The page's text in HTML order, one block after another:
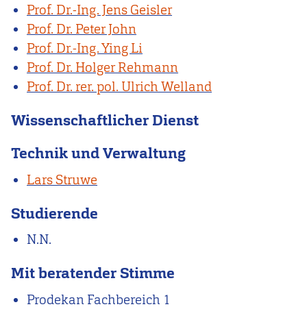
Prof. Dr.-Ing. Jens Geisler
Prof. Dr. Peter John
Prof. Dr.-Ing. Ying Li
Prof. Dr. Holger Rehmann
Prof. Dr. rer. pol. Ulrich Welland
Wissenschaftlicher Dienst
Technik und Verwaltung
Lars Struwe
Studierende
N.N.
Mit beratender Stimme
Prodekan Fachbereich 1